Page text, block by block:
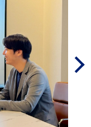
Next